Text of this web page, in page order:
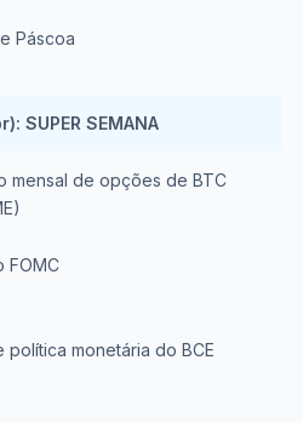
Páscoa
SUPER SEMANA
mensal de opções de BTC
FOMC
política monetária do BCE